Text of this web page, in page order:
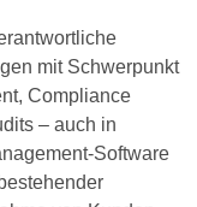
mit Schwerpunkt
Compliance
– auch in
Software